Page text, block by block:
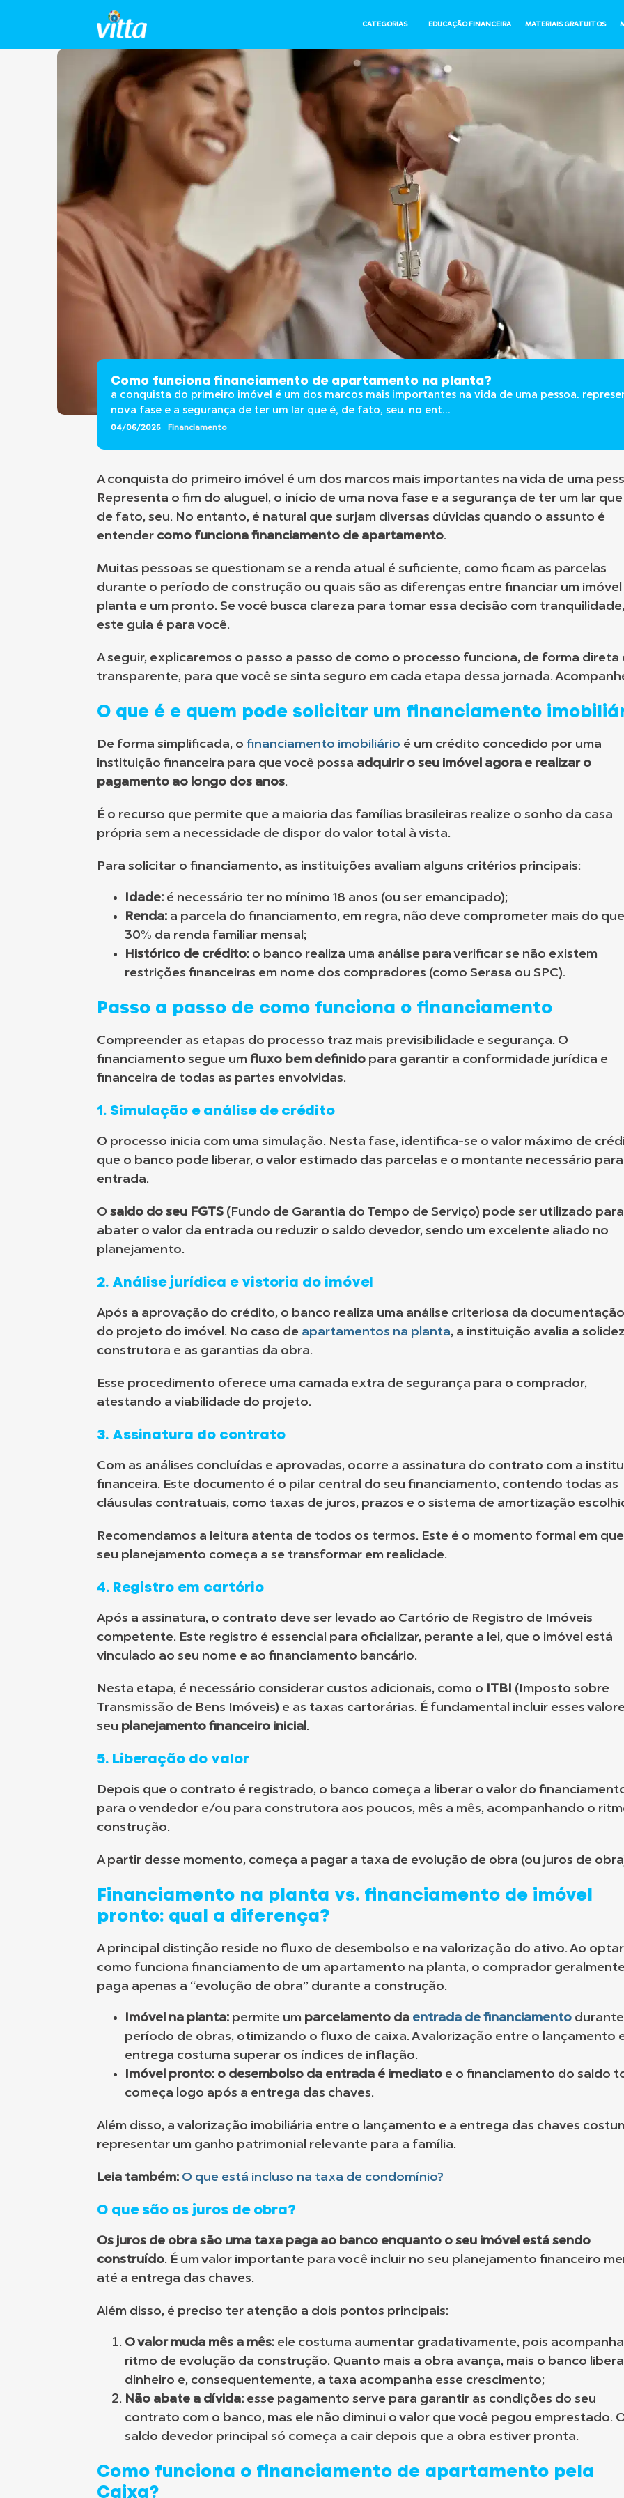
CATEGORIAS EDUCAÇÃO FINANCEIRA MATERIAIS GRATUITOS
Como funciona financiamento de apartamento na planta?
a conquista do primeiro imóvel é um dos marcos mais importantes na vida de uma pessoa.
nova fase e a segurança de ter um lar que é, de fato, seu. no ent...
04/06/2026 Financiamento
A conquista do primeiro imóvel é um dos marcos mais importantes na vida de uma
Representa o fim do aluguel, o início de uma nova fase e a segurança de ter um lar que
de fato, seu. No entanto, é natural que surjam diversas dúvidas quando o assunto é
entender como funciona financiamento de apartamento.
Muitas pessoas se questionam se a renda atual é suficiente, como ficam as parcelas
durante o período de construção ou quais são as diferenças entre financiar um imóvel
planta e um pronto. Se você busca clareza para tomar essa decisão com tranquilidade,
este guia é para você.
A seguir, explicaremos o passo a passo de como o processo funciona, de forma direta
transparente, para que você se sinta seguro em cada etapa dessa jornada.
O que é e quem pode solicitar um financiamento
De forma simplificada, o financiamento imobiliário é um crédito concedido por uma
instituição financeira para que você possa adquirir o seu imóvel agora e realizar o
pagamento ao longo dos anos.
É o recurso que permite que a maioria das famílias brasileiras realize o sonho da casa
própria sem a necessidade de dispor do valor total à vista.
Para solicitar o financiamento, as instituições avaliam alguns critérios principais:
Idade: é necessário ter no mínimo 18 anos (ou ser emancipado);
Renda: a parcela do financiamento, em regra, não deve comprometer mais do que
30% da renda familiar mensal;
Histórico de crédito: o banco realiza uma análise para verificar se não existem
restrições financeiras em nome dos compradores (como Serasa ou SPC).
Passo a passo de como funciona o financiamento
Compreender as etapas do processo traz mais previsibilidade e segurança. O
financiamento segue um fluxo bem definido para garantir a conformidade jurídica e
financeira de todas as partes envolvidas.
1. Simulação e análise de crédito
O processo inicia com uma simulação. Nesta fase, identifica-se o valor máximo de
que o banco pode liberar, o valor estimado das parcelas e o montante necessário para
entrada.
O saldo do seu FGTS (Fundo de Garantia do Tempo de Serviço) pode ser utilizado para
abater o valor da entrada ou reduzir o saldo devedor, sendo um excelente aliado no
planejamento.
2. Análise jurídica e vistoria do imóvel
Após a aprovação do crédito, o banco realiza uma análise criteriosa da
do projeto do imóvel. No caso de apartamentos na planta, a instituição avalia a
construtora e as garantias da obra.
Esse procedimento oferece uma camada extra de segurança para o comprador,
atestando a viabilidade do projeto.
3. Assinatura do contrato
Com as análises concluídas e aprovadas, ocorre a assinatura do contrato com a
financeira. Este documento é o pilar central do seu financiamento, contendo todas as
cláusulas contratuais, como taxas de juros, prazos e o sistema de amortização
Recomendamos a leitura atenta de todos os termos. Este é o momento formal em
seu planejamento começa a se transformar em realidade.
4. Registro em cartório
Após a assinatura, o contrato deve ser levado ao Cartório de Registro de Imóveis
competente. Este registro é essencial para oficializar, perante a lei, que o imóvel está
vinculado ao seu nome e ao financiamento bancário.
Nesta etapa, é necessário considerar custos adicionais, como o ITBI
(Imposto sobre
Transmissão de Bens Imóveis) e as taxas cartorárias. É fundamental incluir esses
seu planejamento financeiro inicial .
5. Liberação do valor
Depois que o contrato é registrado, o banco começa a liberar o valor do
para o vendedor e/ou para construtora aos poucos, mês a mês, acompanhando o
construção.
A partir desse momento, começa a pagar a taxa de evolução de obra (ou juros de
Financiamento na planta vs. financiamento de imóvel
pronto: qual a diferença?
A principal distinção reside no fluxo de desembolso e na valorização do ativo. Ao
como funciona financiamento de um apartamento na planta, o comprador geralmente
paga apenas a “evolução de obra” durante a construção.
Imóvel na planta: permite um parcelamento da entrada de financiamento
período de obras, otimizando o fluxo de caixa. A valorização entre o lançamento
entrega costuma superar os índices de inflação.
Imóvel pronto: o desembolso da entrada é imediato e o financiamento do saldo
começa logo após a entrega das chaves.
Além disso, a valorização imobiliária entre o lançamento e a entrega das chaves
representar um ganho patrimonial relevante para a família.
Leia também: O que está incluso na taxa de condomínio?
O que são os juros de obra?
Os juros de obra são uma taxa paga ao banco enquanto o seu imóvel está sendo
construído. É um valor importante para você incluir no seu planejamento financeiro
até a entrega das chaves.
Além disso, é preciso ter atenção a dois pontos principais:
O valor muda mês a mês: ele costuma aumentar gradativamente, pois
ritmo de evolução da construção. Quanto mais a obra avança, mais o banco libera
dinheiro e, consequentemente, a taxa acompanha esse crescimento;
Não abate a dívida: esse pagamento serve para garantir as condições do seu
contrato com o banco, mas ele não diminui o valor que você pegou emprestado.
saldo devedor principal só começa a cair depois que a obra estiver pronta.
Como funciona o financiamento de apartamento pela
Caixa?